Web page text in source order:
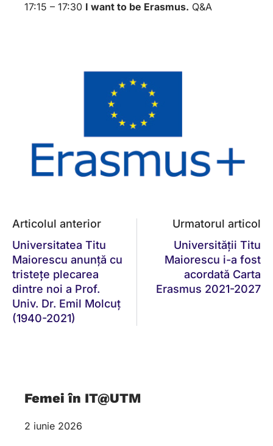
17:15 – 17:30 I want to be Erasmus. Q&A
Articolul anterior
Universitatea Titu
Maiorescu anunță cu
tristețe plecarea
dintre noi a Prof.
Univ. Dr. Emil Molcuț
(1940-2021)
Urmatorul articol
Universităţii Titu
Maiorescu i-a fost
acordată Carta
Erasmus 2021-2027
Femei în IT@UTM
2 iunie 2026